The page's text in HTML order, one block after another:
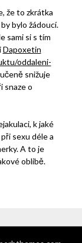
že to zkrátka
bylo žádoucí.
sami si s tím
Dapoxetin
oddaleni-
snižuje
snaze o
k jaké
sexu déle a
A to je
oblibě.